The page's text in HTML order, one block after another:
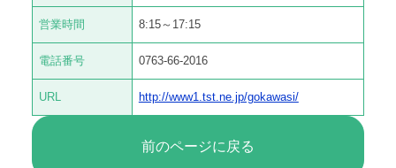
営業時間 8:15～17:15
電話番号 0763-66-2016
URL http://www1.tst.ne.jp/gokawasi/
前のページに戻る